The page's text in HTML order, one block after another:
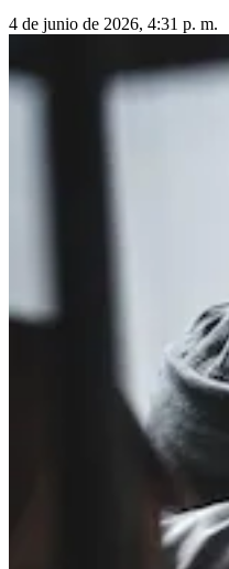
4 de junio de 2026, 4:31 p. m.